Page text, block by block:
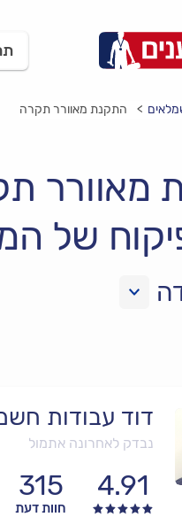
התקנת מאוורר תקרה
מאוורר
של
דוד עבודות
נבדק לאחרונה אתמול
4.91
315
חוות דעת